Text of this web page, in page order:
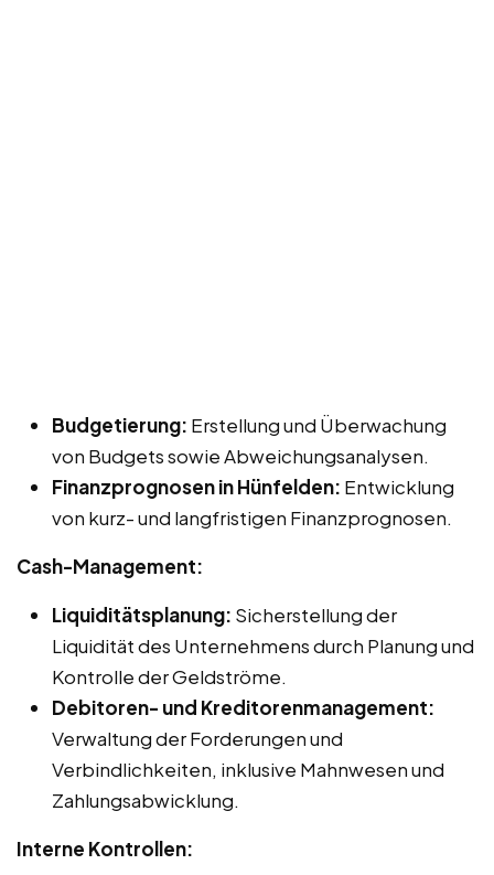
Budgetierung: Erstellung und Überwachung
von Budgets sowie Abweichungsanalysen.
Finanzprognosen in Hünfelden: Entwicklung
von kurz- und langfristigen Finanzprognosen.
Cash-Management:
Liquiditätsplanung: Sicherstellung der
Liquidität des Unternehmens durch Planung und
Kontrolle der Geldströme.
Debitoren- und Kreditorenmanagement:
Verwaltung der Forderungen und
Verbindlichkeiten, inklusive Mahnwesen und
Zahlungsabwicklung.
Interne Kontrollen: